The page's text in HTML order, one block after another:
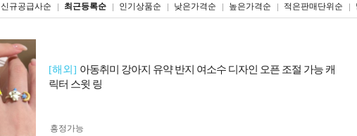
신규공급사순 최근등록순 인기상품순 낮은가격순 높은가격순 적은판매단위순
리스트형갤러리형
[해외] 아동취미 강아지 유약 반지 여소수 디자인 오픈 조절 가능 캐
릭터 스윗 링
흥정가능